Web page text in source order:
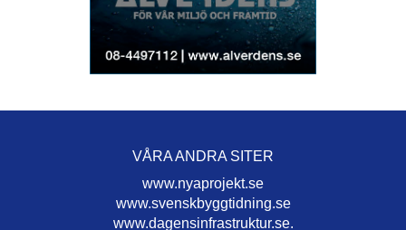
VÅRA ANDRA SITER
www.nyaprojekt.se
www.svenskbyggtidning.se
www.dagensinfrastruktur.se.